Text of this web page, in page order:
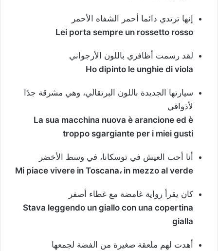
إنها ترتدي دائما أحمر الشفاه الأحمر
Lei porta sempre un rossetto rosso
لقد رسمت أظافري باللون الأرجواني
Ho dipinto le unghie di viola
سيارتها الجديدة باللون البرتقالي، وهي مشرقة جدًا
لأذواقي
La sua macchina nuova è arancione ed è
troppo sgargiante per i miei gusti
أنا أحب العيش في توسكانا، في وسط الأخضر
Mi piace vivere in Toscana، in mezzo al verde
كان يقرأ رواية غامضة مع غطاء أصفر
Stava leggendo un giallo con una copertina
gialla
أهدت لهم ملعقة صغيرة من الفضة لجمعها